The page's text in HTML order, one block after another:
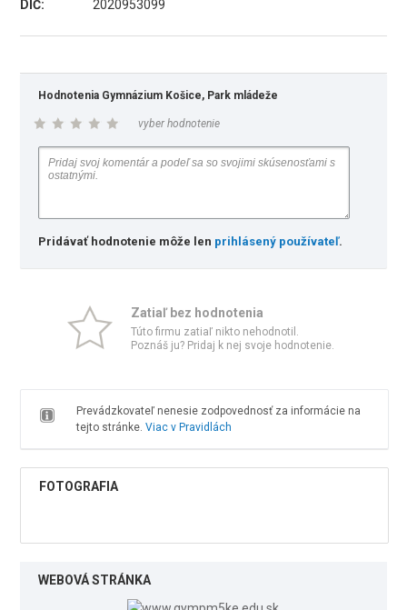
DIČ:
2020953099
Hodnotenia Gymnázium Košice, Park mládeže
vyber hodnotenie
Pridávať hodnotenie môže len prihlásený používateľ.
Zatiaľ bez hodnotenia
Túto firmu zatiaľ nikto nehodnotil.
Poznáš ju? Pridaj k nej svoje hodnotenie.
Prevádzkovateľ nenesie zodpovednosť za informácie na
tejto stránke. Viac v Pravidlách
FOTOGRAFIA
WEBOVÁ STRÁNKA